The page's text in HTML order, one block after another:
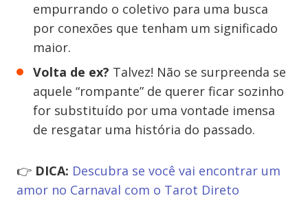
empurrando o coletivo para uma busca
por conexões que tenham um significado
maior.
Volta de ex? Talvez! Não se surpreenda se
aquele “rompante” de querer ficar sozinho
for substituído por uma vontade imensa
de resgatar uma história do passado.
👉 DICA: Descubra se você vai encontrar um
amor no Carnaval com o Tarot Direto